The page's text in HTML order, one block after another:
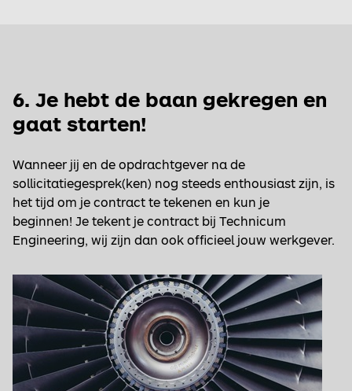
6. Je hebt de baan gekregen en
gaat starten!
Wanneer jij en de opdrachtgever na de
sollicitatiegesprek(ken) nog steeds enthousiast zijn, is
het tijd om je contract te tekenen en kun je
beginnen! Je tekent je contract bij Technicum
Engineering, wij zijn dan ook officieel jouw werkgever.